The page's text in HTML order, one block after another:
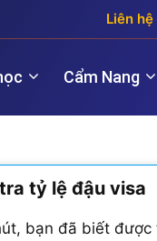
Liên hệ
Hợp pháp hóa lãnh sự
Hợp pháp hóa lãnh sự
Visa Maroc
Visa Nam Phi
Cẩm Nang
tỷ lệ đậu visa
bạn đã biết được